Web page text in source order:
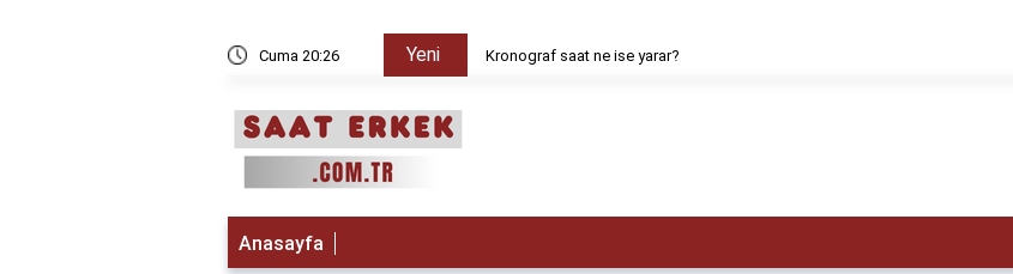
Cuma 20:26 Yeni Kronograf saat ne ise yarar?
Anasayfa